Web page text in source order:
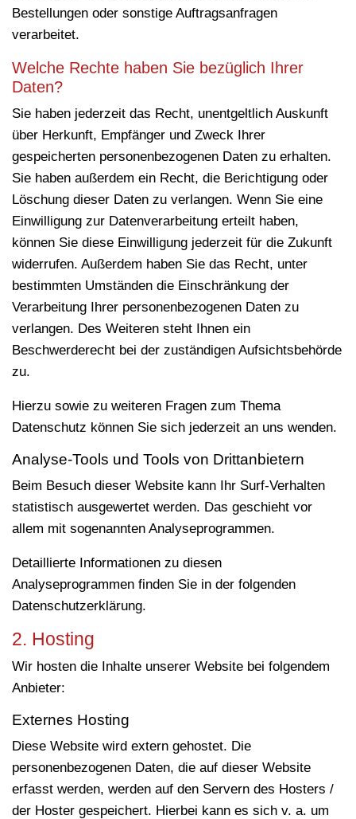
Bestellungen oder sonstige Auftragsanfragen
verarbeitet.
Welche Rechte haben Sie bezüglich Ihrer
Daten?
Sie haben jederzeit das Recht, unentgeltlich Auskunft
über Herkunft, Empfänger und Zweck Ihrer
gespeicherten personenbezogenen Daten zu erhalten.
Sie haben außerdem ein Recht, die Berichtigung oder
Löschung dieser Daten zu verlangen. Wenn Sie eine
Einwilligung zur Datenverarbeitung erteilt haben,
können Sie diese Einwilligung jederzeit für die Zukunft
widerrufen. Außerdem haben Sie das Recht, unter
bestimmten Umständen die Einschränkung der
Verarbeitung Ihrer personenbezogenen Daten zu
verlangen. Des Weiteren steht Ihnen ein
Beschwerderecht bei der zuständigen Aufsichtsbehörde
zu.
Hierzu sowie zu weiteren Fragen zum Thema
Datenschutz können Sie sich jederzeit an uns wenden.
Analyse-Tools und Tools von Dritt­anbietern
Beim Besuch dieser Website kann Ihr Surf-Verhalten
statistisch ausgewertet werden. Das geschieht vor
allem mit sogenannten Analyseprogrammen.
Detaillierte Informationen zu diesen
Analyseprogrammen finden Sie in der folgenden
Datenschutzerklärung.
2. Hosting
Wir hosten die Inhalte unserer Website bei folgendem
Anbieter:
Externes Hosting
Diese Website wird extern gehostet. Die
personenbezogenen Daten, die auf dieser Website
erfasst werden, werden auf den Servern des Hosters /
der Hoster gespeichert. Hierbei kann es sich v. a. um